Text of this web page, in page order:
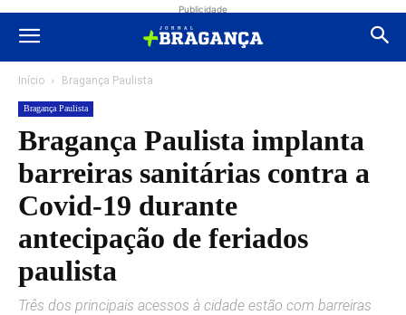
Publicidade
Início Bragança Paulista
Bragança Paulista
Bragança Paulista implanta
barreiras sanitárias contra a
Covid-19 durante
antecipação de feriados
paulista
Três dos principais acessos à cidade estão com barreiras